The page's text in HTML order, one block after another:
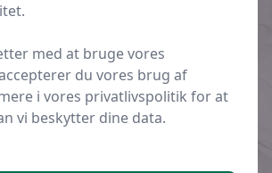
og Romantik
I forskellig
sengetid?
med at bruge vores
du vores brug af
i vores privatlivspolitik for at
vi beskytter dine data.